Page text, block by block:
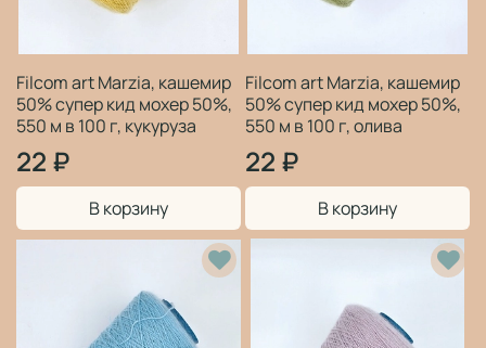
Filcom art Marzia, кашемир
50% супер кид мохер 50%,
550 м в 100 г, кукуруза
22 ₽
В корзину
Filcom art Marzia, кашемир
50% супер кид мохер 50%,
550 м в 100 г, олива
22 ₽
В корзину